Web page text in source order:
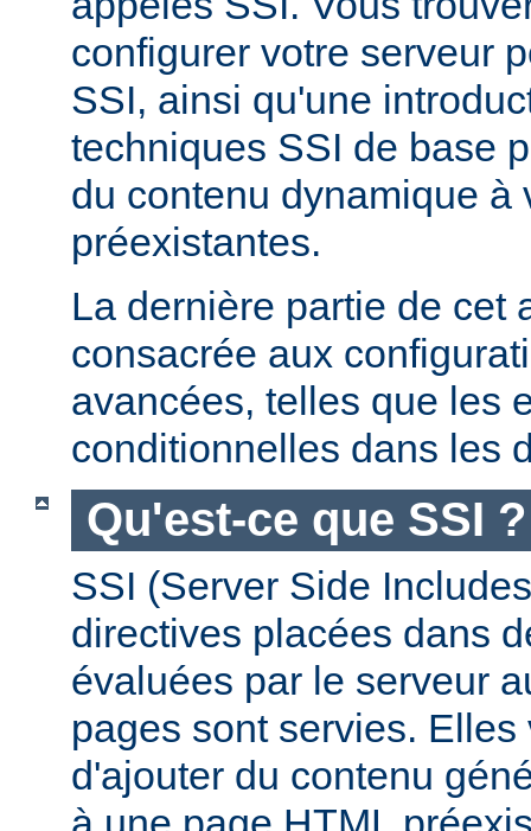
configurer votre serveur
SSI, ainsi qu'une
techniques SSI de base
du contenu dynamique à
préexistantes.
La dernière partie de cet
consacrée aux
avancées, telles que les
conditionnelles dans les
Qu'est-ce que SSI ?
SSI (Server Side
directives placées dans
évaluées par le serveur
pages sont servies.
d'ajouter du contenu